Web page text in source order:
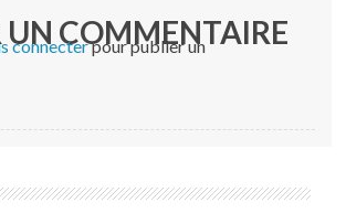
UN COMMENTAIRE
connecterpour publier un